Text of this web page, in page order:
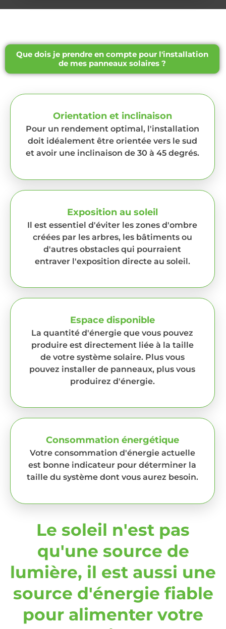
Le soleil n'est pas
qu'une source de
lumière, il est aussi une
source d'énergie fiable
pour alimenter votre
Que dois je prendre en compte pour l'installation
de mes panneaux solaires ?
Orientation et inclinaison
Pour un rendement optimal, l'installation
doit idéalement être orientée vers le sud
et avoir une inclinaison de 30 à 45 degrés.
Exposition au soleil
Il est essentiel d'éviter les zones d'ombre
créées par les arbres, les bâtiments ou
d'autres obstacles qui pourraient
entraver l'exposition directe au soleil.
Espace disponible
La quantité d'énergie que vous pouvez
produire est directement liée à la taille
de votre système solaire. Plus vous
pouvez installer de panneaux, plus vous
produirez d'énergie.
Consommation énergétique
Votre consommation d'énergie actuelle
est bonne indicateur pour déterminer la
taille du système dont vous aurez besoin.